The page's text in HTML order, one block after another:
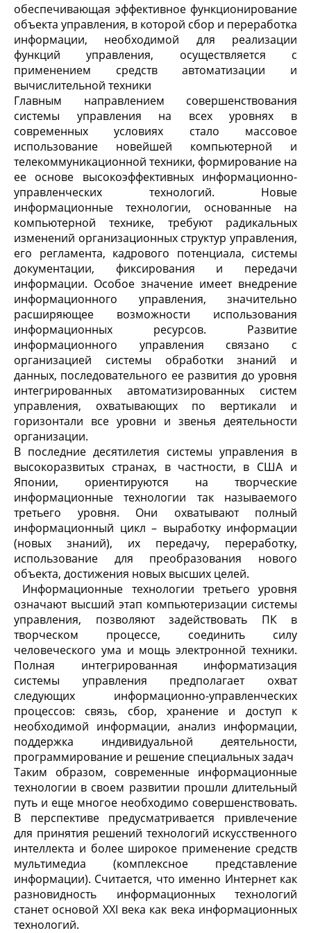
обеспечивающая эффективное функционирование
объекта управления, в которой сбор и переработка
информации, необходимой для реализации
функций управления, осуществляется с
применением средств автоматизации и
вычислительной техники
Главным направлением совершенствования
системы управления на всех уровнях в
современных условиях стало массовое
использование новейшей компьютерной и
телекоммуникационной техники, формирование на
ее основе высокоэффективных информационно-
управленческих технологий. Новые
информационные технологии, основанные на
компьютерной технике, требуют радикальных
изменений организационных структур управления,
его регламента, кадрового потенциала, системы
документации, фиксирования и передачи
информации. Особое значение имеет внедрение
информационного управления, значительно
расширяющее возможности использования
информационных ресурсов. Развитие
информационного управления связано с
организацией системы обработки знаний и
данных, последовательного ее развития до уровня
интегрированных автоматизированных систем
управления, охватывающих по вертикали и
горизонтали все уровни и звенья деятельности
организации.
В последние десятилетия системы управления в
высокоразвитых странах, в частности, в США и
Японии, ориентируются на творческие
информационные технологии так называемого
третьего уровня. Они охватывают полный
информационный цикл – выработку информации
(новых знаний), их передачу, переработку,
использование для преобразования нового
объекта, достижения новых высших целей.
Информационные технологии третьего уровня
означают высший этап компьютеризации системы
управления, позволяют задействовать ПК в
творческом процессе, соединить силу
человеческого ума и мощь электронной техники.
Полная интегрированная информатизация
системы управления предполагает охват
следующих информационно-управленческих
процессов: связь, сбор, хранение и доступ к
необходимой информации, анализ информации,
поддержка индивидуальной деятельности,
программирование и решение специальных задач
Таким образом, современные информационные
технологии в своем развитии прошли длительный
путь и еще многое необходимо совершенствовать.
В перспективе предусматривается привлечение
для принятия решений технологий искусственного
интеллекта и более широкое применение средств
мультимедиа (комплексное представление
информации). Считается, что именно Интернет как
разновидность информационных технологий
станет основой ХХІ века как века информационных
технологий.